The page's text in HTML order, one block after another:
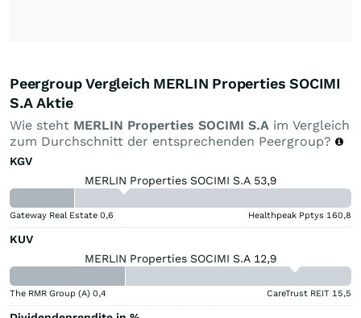
Peergroup Vergleich MERLIN Properties SOCIMI
S.A Aktie
Wie steht MERLIN Properties SOCIMI S.A im Vergleich
zum Durchschnitt der entsprechenden Peergroup?
KGV
MERLIN Properties SOCIMI S.A 53,9
Gateway Real Estate 0,6 Healthpeak Pptys 160,8
KUV
MERLIN Properties SOCIMI S.A 12,9
The RMR Group (A) 0,4 CareTrust REIT 15,5